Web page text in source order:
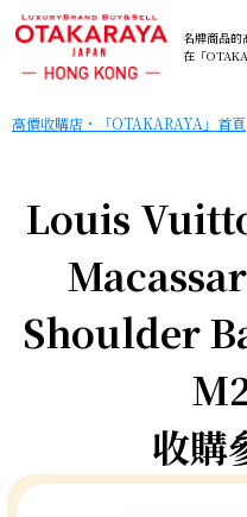
名牌商品
在「
高價收購店・「OTAKARAYA」首頁
Louis
Shoulder
收購